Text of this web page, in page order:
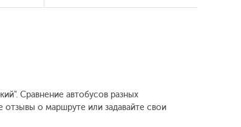
Сравнение автобусов разных
отзывы о маршруте или задавайте свои